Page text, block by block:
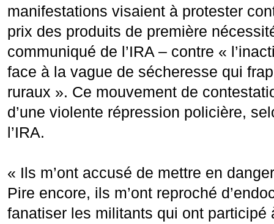
manifestations visaient à protester
prix des produits de première
communiqué de l’IRA – contre «
face à la vague de sécheresse qui
ruraux ». Ce mouvement de
d’une violente répression policière,
l’IRA.
« Ils m’ont accusé de mettre en
Pire encore, ils m’ont reproché
fanatiser les militants qui ont participé